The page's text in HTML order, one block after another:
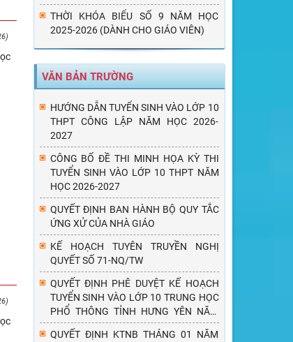
THỜI KHÓA BIỂU SỐ 9 NĂM HỌC
2025-2026 (DÀNH CHO GIÁO VIÊN)
VĂN BẢN TRƯỜNG
HƯỚNG DẪN TUYỂN SINH VÀO LỚP 10
THPT CÔNG LẬP NĂM HỌC 2026-
2027
CÔNG BỐ ĐỀ THI MINH HỌA KỲ THI
TUYỂN SINH VÀO LỚP 10 THPT NĂM
HỌC 2026-2027
QUYẾT ĐỊNH BAN HÀNH BỘ QUY TẮC
ỨNG XỬ CỦA NHÀ GIÁO
KẾ HOẠCH TUYÊN TRUYỀN NGHỊ
QUYẾT SỐ 71-NQ/TW
QUYẾT ĐỊNH PHÊ DUYỆT KẾ HOẠCH
TUYỂN SINH VÀO LỚP 10 TRUNG HỌC
PHỔ THÔNG TỈNH HƯNG YÊN NĂM
HỌC 2026-2027
QUYẾT ĐỊNH KTNB THÁNG 01 NĂM